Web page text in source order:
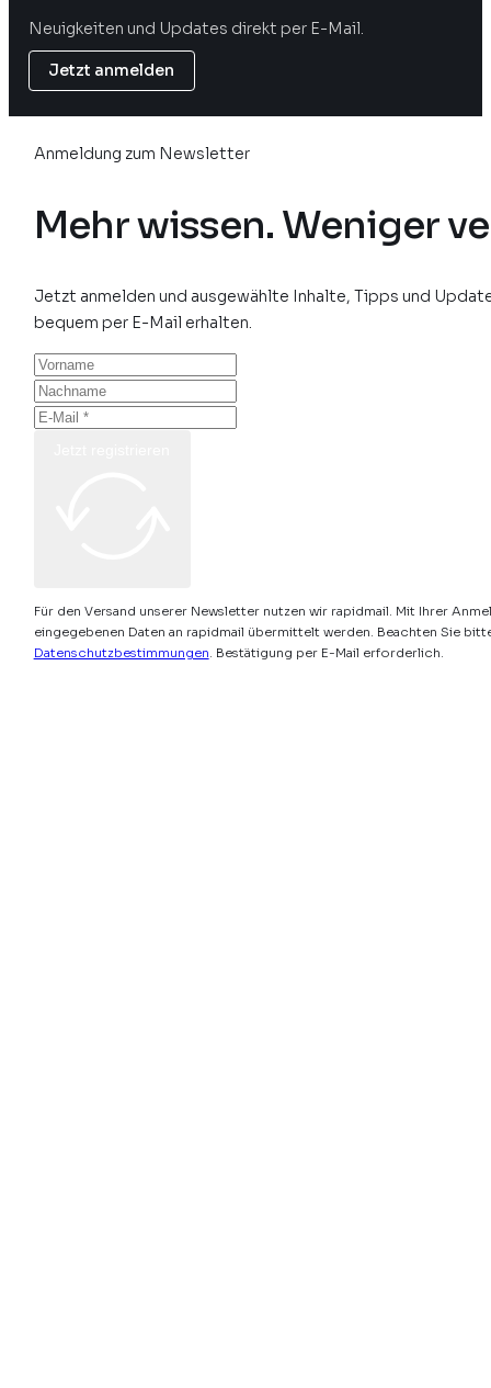
Neuigkeiten und Updates direkt per E-Mail.
Jetzt anmelden
Anmeldung zum Newsletter
Mehr wissen. Weniger
Jetzt anmelden und ausgewählte Inhalte, Tipps und
bequem per E-Mail erhalten.
Für den Versand unserer Newsletter nutzen wir rapidmail. Mit Ihrer
eingegebenen Daten an rapidmail übermittelt werden. Beachten Sie
Datenschutzbestimmungen . Bestätigung per E-Mail erforderlich.